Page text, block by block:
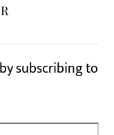
subscribing to